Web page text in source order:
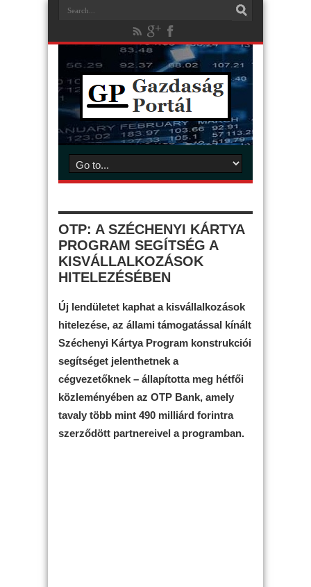
OTP: A SZÉCHENYI KÁRTYA
PROGRAM SEGÍTSÉG A
KISVÁLLALKOZÁSOK
HITELEZÉSÉBEN
Új lendületet kaphat a kisvállalkozások
hitelezése, az állami támogatással kínált
Széchenyi Kártya Program konstrukciói
segítséget jelenthetnek a
cégvezetőknek – állapította meg hétfői
közleményében az OTP Bank, amely
tavaly több mint 490 milliárd forintra
szerződött partnereivel a programban.